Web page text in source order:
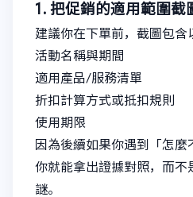
1. 把促銷的適用範圍截
建議你在下單前，截圖包含
活動名稱與期間
適用產品/服務清單
折扣計算方式或抵扣規則
使用期限
因為後續如果你遇到「怎麼
你就能拿出證據對照，而不
謎。